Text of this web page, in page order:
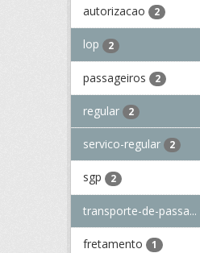
autorizacao 2
lop 2
passageiros 2
regular 2
servico-regular 2
sgp 2
transporte-de-passa...
fretamento 1